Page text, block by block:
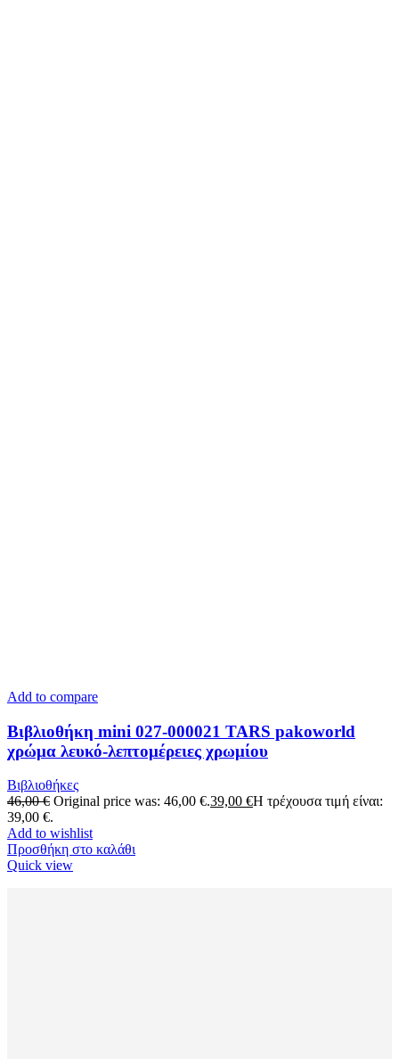
Add to compare
Βιβλιοθήκη mini 027-000021 TARS pakoworld
χρώμα λευκό-λεπτομέρειες χρωμίου
Βιβλιοθήκες
46,00€ Original price was: 46,00 €.39,00 €Η τρέχουσα τιμή είναι:
39,00 €.
Add to wishlist
Προσθήκη στο καλάθι
Quick view